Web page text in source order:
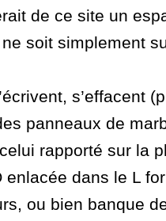
de ce site un
soit simplement
s’effacent
panneaux de
rapporté sur la
dans le L
ou bien banque